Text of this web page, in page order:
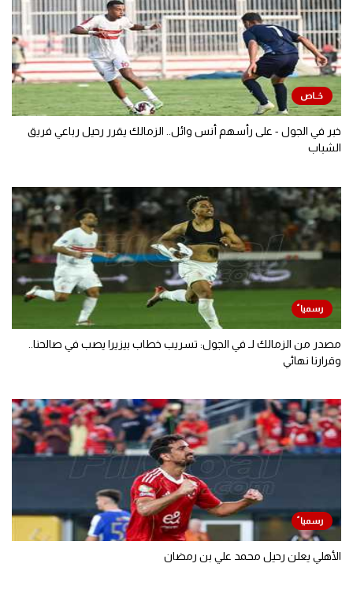
خبر في الجول - على رأسهم أنس وائل.. الزمالك يقرر رحيل رباعي فريق
الشباب
مصدر من الزمالك لـ في الجول: تسريب خطاب بيزيرا يصب في صالحنا..
وقرارنا نهائي
الأهلي يعلن رحيل محمد علي بن رمضان